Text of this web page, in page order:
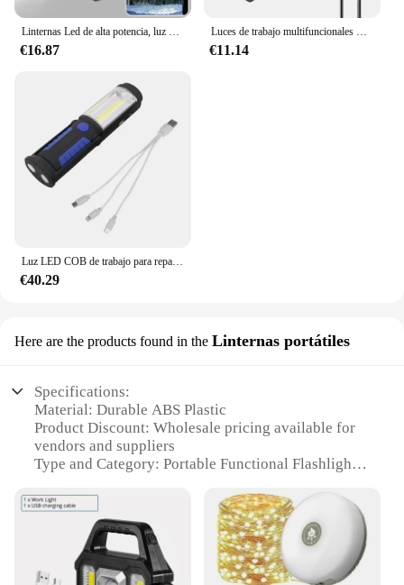
Linternas Led de alta potencia, luz de trabajo recargable para acampar, Luz Portátil multifuncional, carga Solar, 6 modos de iluminación
€16.87
Luces de trabajo multifuncionales LED linterna magnética batería integrada recargable por USB Luz de Flash portátil antorcha de reparación de Camping
€11.14
€40.29
Here are the products found in the Linternas portátiles
Specifications:
Material: Durable ABS Plastic
Product Discount: Wholesale pricing available for
vendors and suppliers
Type and Category: Portable Functional Flashlights
a sleek finish
Usage and Purpose: Ideal for outdoor activities,
emergency situations, and general use
Performance and Property: High-intensity LED
bulbs for bright illumination